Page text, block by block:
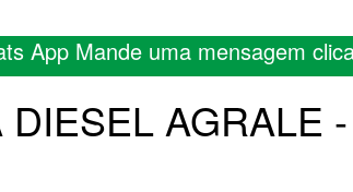
App Mande uma mensagem
AGRALE